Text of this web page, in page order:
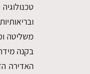
משליטה
בקנה
האדירה